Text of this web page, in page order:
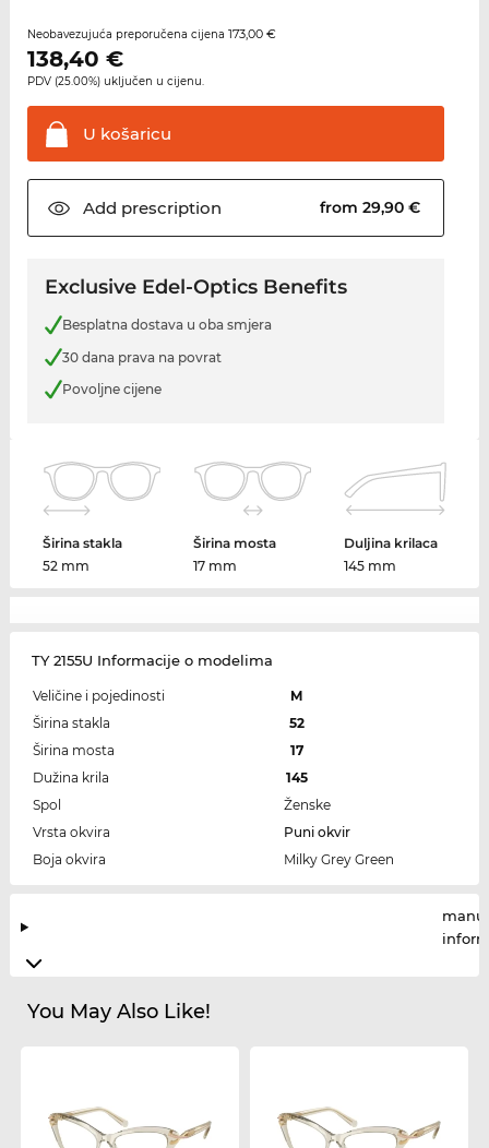
Neobavezujuća preporučena cijena 173,00 €
138,40 €
PDV (25.00%) uključen u cijenu.
U košaricu
Add prescription from 29,90 €
Exclusive Edel-Optics Benefits
Besplatna dostava u oba smjera
30 dana prava na povrat
Povoljne cijene
Širina stakla
52 mm
Širina mosta
17 mm
Duljina krilaca
145 mm
TY 2155U Informacije o modelima
Veličine i pojedinosti
M
Širina stakla
52
Širina mosta
17
Dužina krila
145
Spol
Ženske
Vrsta okvira
Puni okvir
Boja okvira
Milky Grey Green
You May Also Like!